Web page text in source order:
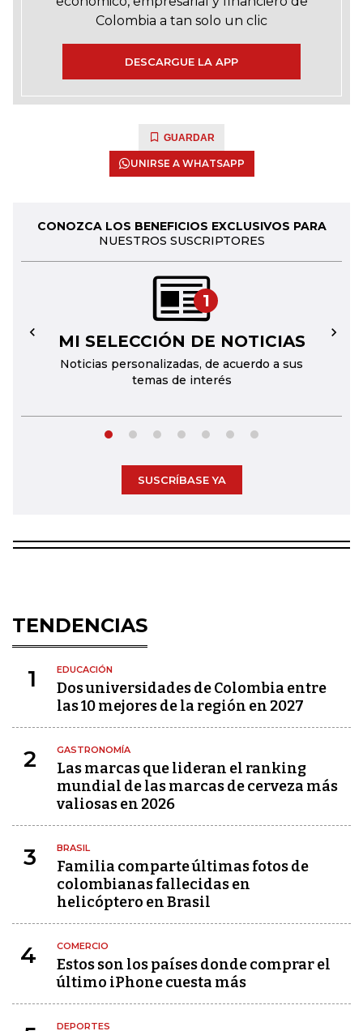
Colombia a tan solo un clic
DESCARGUE LA APP
GUARDAR
UNIRSE A WHATSAPP
CONOZCA LOS BENEFICIOS EXCLUSIVOS PARA
NUESTROS SUSCRIPTORES
1
MI SELECCIÓN DE NOTICIAS
Noticias personalizadas, de acuerdo a sus
temas de interés
← →
SUSCRÍBASE YA
TENDENCIAS
1 EDUCACIÓN
Dos universidades de Colombia entre
las 10 mejores de la región en 2027
2 GASTRONOMÍA
Las marcas que lideran el ranking
mundial de las marcas de cerveza más
valiosas en 2026
3 BRASIL
Familia comparte últimas fotos de
colombianas fallecidas en
helicóptero en Brasil
4 COMERCIO
Estos son los países donde comprar el
último iPhone cuesta más
DEPORTES